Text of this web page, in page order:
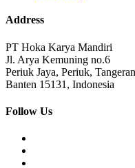
Address
PT Hoka Karya Mandiri
Jl. Arya Kemuning no.6
Periuk Jaya, Periuk,
Banten 15131, Indonesia
Follow Us